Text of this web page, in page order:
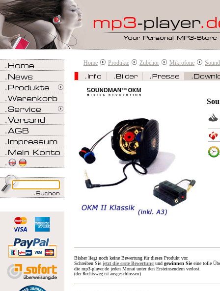
Home Produkte Zubehör Mikrofone
Bisher liegt noch keine Bewertung für dieses Produkt vor.
Schreiben Sie jetzt die erste Bewertung und gewinnen Sieeine tolle
die mp3-player.de jeden Monat unter den Ersteinsendern verlost.
(der Rechtsweg ist ausgeschlossen)